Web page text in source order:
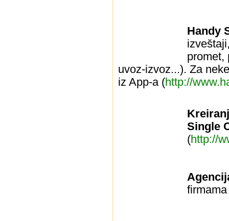
Handy
promet,
uvoz-izvoz...). Za
iz App-a (http://
Single
(http://